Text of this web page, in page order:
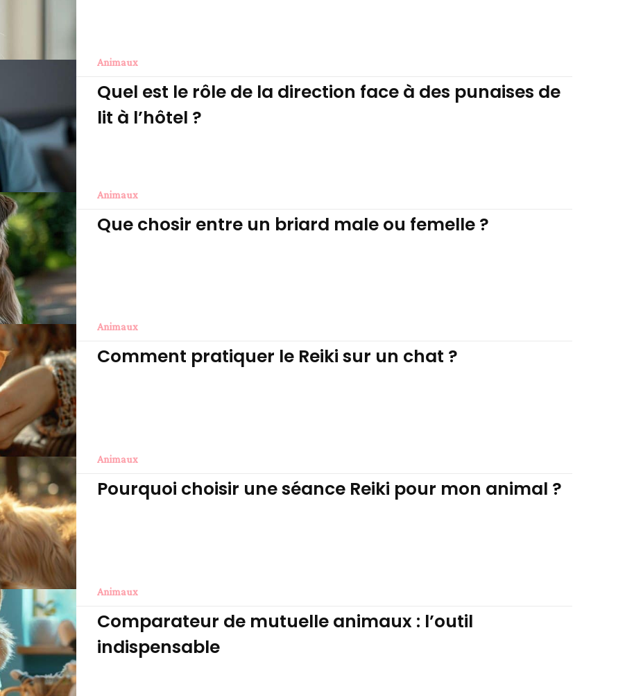
Animaux
Quel est le rôle de la direction face à des punaises de
lit à l’hôtel ?
Animaux
Que chosir entre un briard male ou femelle ?
Animaux
Comment pratiquer le Reiki sur un chat ?
Animaux
Pourquoi choisir une séance Reiki pour mon animal ?
Animaux
Comparateur de mutuelle animaux : l’outil
indispensable